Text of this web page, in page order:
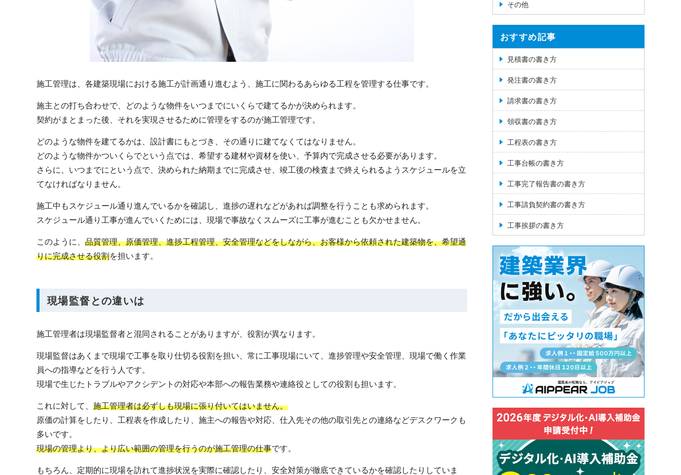
施工管理は、各建築現場における施工が計画通り進むよう、施工に関わるあらゆる工程を管理する仕事です。
施主との打ち合わせで、どのような物件をいつまでにいくらで建てるかが決められます。
契約がまとまった後、それを実現させるために管理をするのが施工管理です。
どのような物件を建てるかは、設計書にもとづき、その通りに建てなくてはなりません。
どのような物件かついくらでという点では、希望する建材や資材を使い、予算内で完成させる必要があります。
さらに、いつまでにという点で、決められた納期までに完成させ、竣工後の検査まで終えられるようスケジュールを立
てなければなりません。
施工中もスケジュール通り進んでいるかを確認し、進捗の遅れなどがあれば調整を行うことも求められます。
スケジュール通り工事が進んでいくためには、現場で事故なくスムーズに工事が進むことも欠かせません。
このように、 品質管理、原価管理、進捗工程管理、安全管理などをしながら、お客様から依頼された建築物を、希望通
りに完成させる役割を担います。
現場監督との違いは
施工管理者は現場監督者と混同されることがありますが、役割が異なります。
現場監督はあくまで現場で工事を取り仕切る役割を担い、常に工事現場にいて、進捗管理や安全管理、現場で働く作業
員への指導などを行う人です。
現場で生じたトラブルやアクシデントの対応や本部への報告業務や連絡役としての役割も担います。
これに対して、 施工管理者は必ずしも現場に張り付いてはいません。
原価の計算をしたり、工程表を作成したり、施主への報告や対応、仕入先その他の取引先との連絡などデスクワークも
多いです。
現場の管理より、より広い範囲の管理を行うのが施工管理の仕事です。
もちろん、定期的に現場を訪れて進捗状況を実際に確認したり、安全対策が徹底できているかを確認したりしていま
その他
おすすめ記事
見積書の書き方
発注書の書き方
請求書の書き方
領収書の書き方
工程表の書き方
工事台帳の書き方
工事完了報告書の書き方
工事請負契約書の書き方
工事挨拶の書き方